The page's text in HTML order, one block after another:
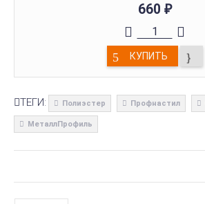
660 ₽
КУПИТЬ
ТЕГИ: Полиэстер Профнастил
МеталлПрофиль